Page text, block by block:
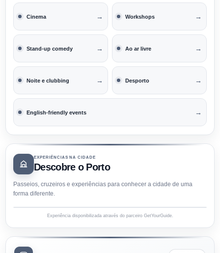
Cinema → Workshops →
Stand-up comedy → Ao ar livre →
Noite e clubbing → Desporto →
English-friendly events →
EXPERIÊNCIAS NA CIDADE
Descobre o Porto
Passeios, cruzeiros e experiências para conhecer a cidade de uma
forma diferente.
Experiência disponibilizada através do parceiro GetYourGuide.